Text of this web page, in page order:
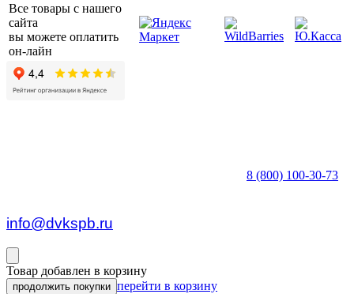
Все товары с нашего
сайта
вы можете оплатить
он-лайн
8 (800) 100-30-73
info@dvkspb.ru
Товар добавлен в корзину
продолжить покупки перейти в корзину